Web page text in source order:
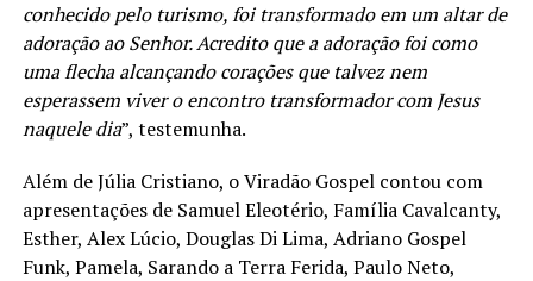
conhecido pelo turismo, foi transformado em um altar de
adoração ao Senhor. Acredito que a adoração foi como
uma flecha alcançando corações que talvez nem
esperassem viver o encontro transformador com Jesus
naquele dia”, testemunha.
Além de Júlia Cristiano, o Viradão Gospel contou com
apresentações de Samuel Eleotério, Família Cavalcanty,
Esther, Alex Lúcio, Douglas Di Lima, Adriano Gospel
Funk, Pamela, Sarando a Terra Ferida, Paulo Neto,